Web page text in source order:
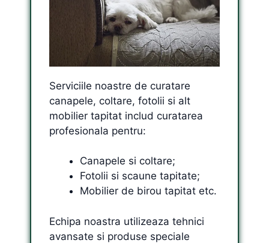
Serviciile noastre de curatare
canapele, coltare, fotolii si alt
mobilier tapitat includ curatarea
profesionala pentru:
Canapele si coltare;
Fotolii si scaune tapitate;
Mobilier de birou tapitat etc.
Echipa noastra utilizeaza tehnici
avansate si produse speciale